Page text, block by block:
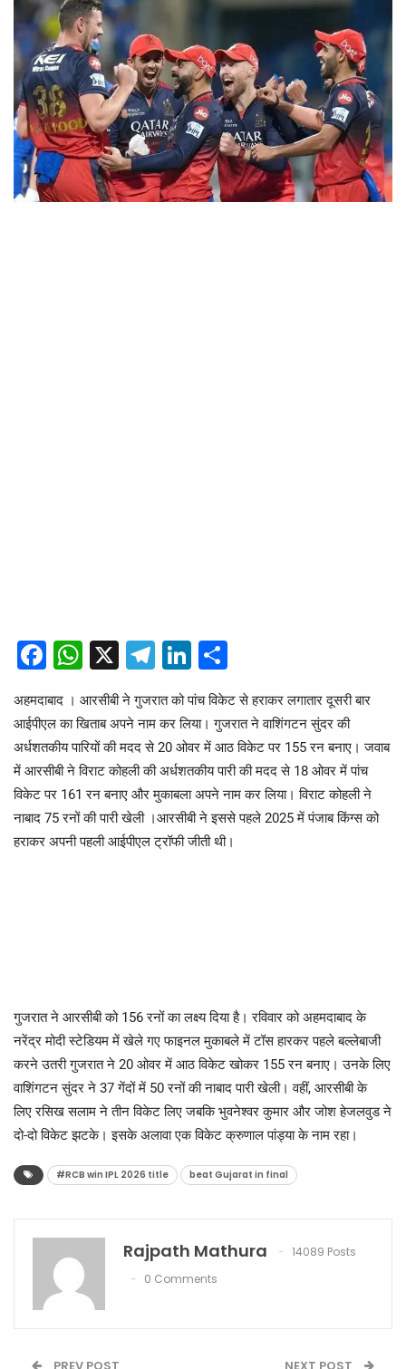
Facebook
WhatsApp
X Telegram
LinkedIn
अहमदाबाद । आरसीबी ने गुजरात को पांच विकेट से हराकर लगातार दूसरी बार
आईपीएल का खिताब अपने नाम कर लिया। गुजरात ने वाशिंगटन सुंदर की
अर्धशतकीय पारियों की मदद से 20 ओवर में आठ विकेट पर 155 रन बनाए। जवाब
में आरसीबी ने विराट कोहली की अर्धशतकीय पारी की मदद से 18 ओवर में पांच
विकेट पर 161 रन बनाए और मुकाबला अपने नाम कर लिया। विराट कोहली ने
नाबाद 75 रनों की पारी खेली ।आरसीबी ने इससे पहले 2025 में पंजाब किंग्स को
हराकर अपनी पहली आईपीएल ट्रॉफी जीती थी।
गुजरात ने आरसीबी को 156 रनों का लक्ष्य दिया है। रविवार को अहमदाबाद के
नरेंद्र मोदी स्टेडियम में खेले गए फाइनल मुकाबले में टॉस हारकर पहले बल्लेबाजी
करने उतरी गुजरात ने 20 ओवर में आठ विकेट खोकर 155 रन बनाए। उनके लिए
वाशिंगटन सुंदर ने 37 गेंदों में 50 रनों की नाबाद पारी खेली। वहीं, आरसीबी के
लिए रसिख सलाम ने तीन विकेट लिए जबकि भुवनेश्वर कुमार और जोश हेजलवुड ने
दो-दो विकेट झटके। इसके अलावा एक विकेट क्रुणाल पांड्या के नाम रहा।
#RCB win IPL 2026 title beat Gujarat in final
Rajpath Mathura
14089 Posts
0 Comments